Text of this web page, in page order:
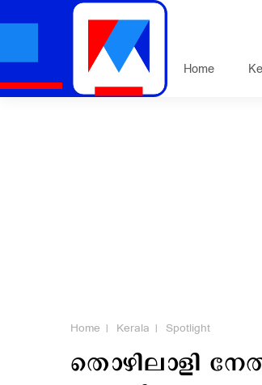
Home
Home Kerala Spotlight
തൊഴിലാളി